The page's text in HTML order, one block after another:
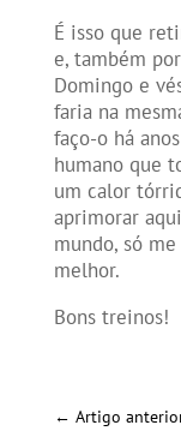
É isso que
e, também
Domingo e
faria na
faço-o há
humano que
um calor
aprimorar
mundo, só
melhor.
Bons treinos!
← Artigo